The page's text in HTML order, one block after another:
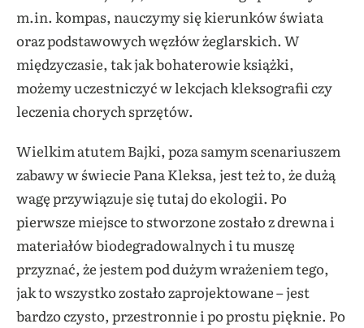
m.in. kompas, nauczymy się kierunków świata
oraz podstawowych węzłów żeglarskich. W
międzyczasie, tak jak bohaterowie książki,
możemy uczestniczyć w lekcjach kleksografii czy
leczenia chorych sprzętów.
Wielkim atutem Bajki, poza samym scenariuszem
zabawy w świecie Pana Kleksa, jest też to, że dużą
wagę przywiązuje się tutaj do ekologii. Po
pierwsze miejsce to stworzone zostało z drewna i
materiałów biodegradowalnych i tu muszę
przyznać, że jestem pod dużym wrażeniem tego,
jak to wszystko zostało zaprojektowane – jest
bardzo czysto, przestronnie i po prostu pięknie. Po